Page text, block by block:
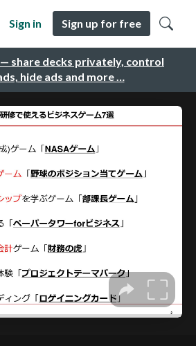
— share decks privately, control
hide ads and more …
Sign in Sign up for free